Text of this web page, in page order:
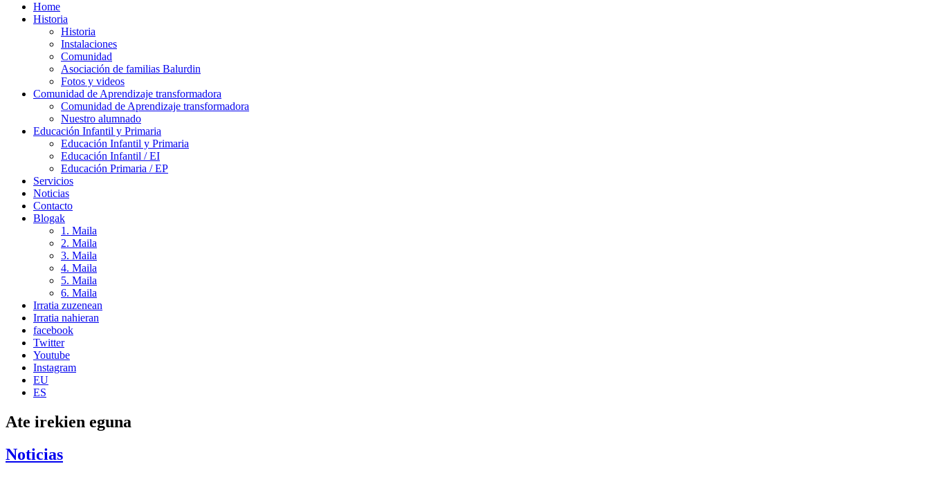
Home
Historia
Historia
Instalaciones
Comunidad
Asociación de familias Balurdin
Fotos y videos
Comunidad de Aprendizaje transformadora
Comunidad de Aprendizaje transformadora
Nuestro alumnado
Educación Infantil y Primaria
Educación Infantil y Primaria
Educación Infantil / EI
Educación Primaria / EP
Servicios
Noticias
Contacto
Blogak
1. Maila
2. Maila
3. Maila
4. Maila
5. Maila
6. Maila
Irratia zuzenean
Irratia nahieran
facebook
Twitter
Youtube
Instagram
EU
ES
Ate irekien eguna
Noticias